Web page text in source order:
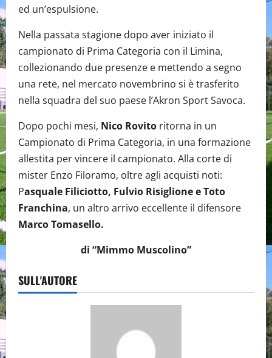
ed un’espulsione.
Nella passata stagione dopo aver iniziato il
campionato di Prima Categoria con il Limina,
collezionando due presenze e mettendo a segno
una rete, nel mercato novembrino si è trasferito
nella squadra del suo paese l’Akron Sport Savoca.
Dopo pochi mesi, Nico Rovito ritorna in un
Campionato di Prima Categoria, in una formazione
allestita per vincere il campionato. Alla corte di
mister Enzo Filoramo, oltre agli acquisti noti:
Pasquale Filiciotto, Fulvio Risiglione e Toto
Franchina, un altro arrivo eccellente il difensore
Marco Tomasello.
di “Mimmo Muscolino”
SULL'AUTORE